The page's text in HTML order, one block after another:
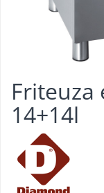
Masini de gatit
Marmite
Tigaie basculanta
Fry top / Gratar cu
Masina de fiert paste
Aparate de
Plan cald
Vitrine frigorifice
Vitrine sushi
Grill electric simplu
Grill pe gaz dublu
neteda si striata
Grill pe gaz simplu
Supiere electrice
Vitrine de banc
Friteuza
14+14l